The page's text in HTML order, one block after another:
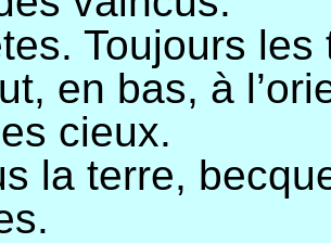
Toujours les
en bas, à
cieux.
la terre,